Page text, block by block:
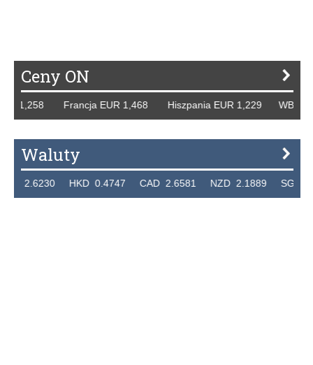
Ceny ON
1,258 Francja EUR 1,468 Hiszpania EUR 1,229 WB
Waluty
2.6230 HKD 0.4747 CAD 2.6581 NZD 2.1889 SGD